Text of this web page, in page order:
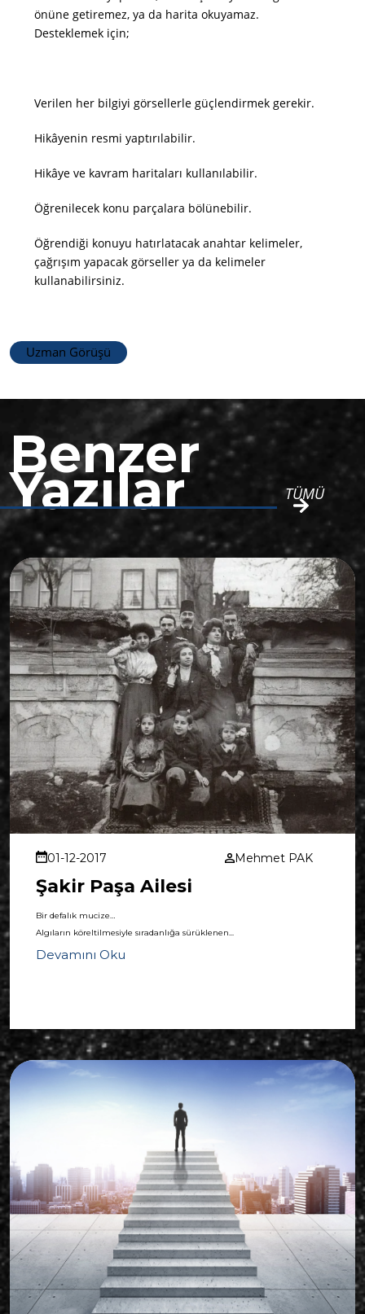
önüne getiremez, ya da harita okuyamaz.
Desteklemek için;
Verilen her bilgiyi görsellerle güçlendirmek gerekir.
Hikâyenin resmi yaptırılabilir.
Hikâye ve kavram haritaları kullanılabilir.
Öğrenilecek konu parçalara bölünebilir.
Öğrendiği konuyu hatırlatacak anahtar kelimeler,
çağrışım yapacak görseller ya da kelimeler
kullanabilirsiniz.
Uzman Görüşü
Benzer
Yazılar TÜMÜ
01-12-2017 Mehmet PAK
Şakir Paşa Ailesi
Bir defalık mucize…
Algıların köreltilmesiyle sıradanlığa sürüklenen...
Devamını Oku